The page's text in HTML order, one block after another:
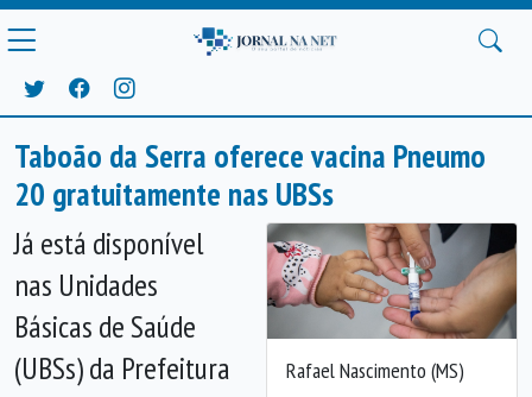
Taboão da Serra oferece vacina Pneumo
20 gratuitamente nas UBSs
Rafael Nascimento (MS)
Já está disponível
nas Unidades
Básicas de Saúde
(UBSs) da Prefeitura